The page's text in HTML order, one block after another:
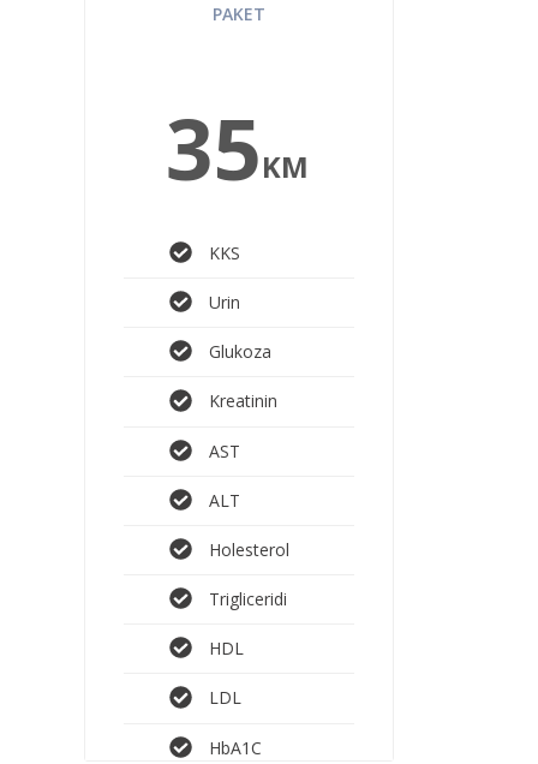
PAKET
35KM
KKS
Urin
Glukoza
Kreatinin
AST
ALT
Holesterol
Trigliceridi
HDL
LDL
HbA1C